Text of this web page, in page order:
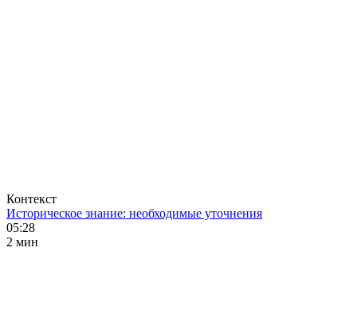
Контекст
Историческое знание: необходимые уточнения
05:28
2 мин